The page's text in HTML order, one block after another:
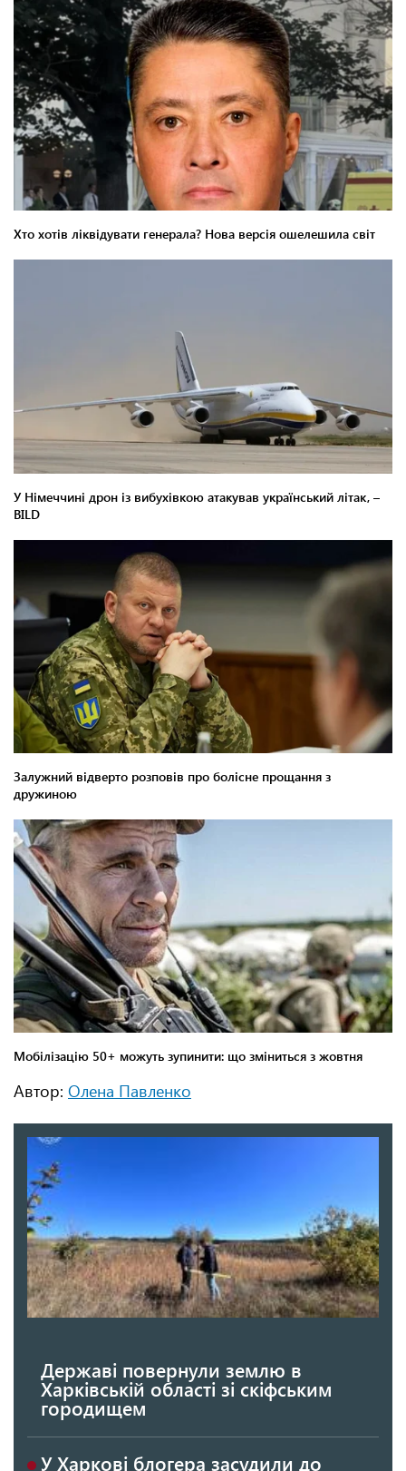
Автор: Олена Павленко
Державі повернули землю в
Харківській області зі скіфським
городищем
У Харкові блогера засудили до